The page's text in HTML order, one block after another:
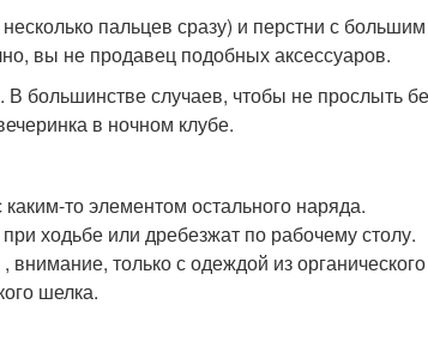
пальцев сразу) и перстни с
вы не продавец подобных аксессуаров.
большинстве случаев, чтобы не прослыть
в ночном клубе.
то элементом остального наряда.
ходьбе или дребезжат по рабочему столу.
только с одеждой из
шелка.